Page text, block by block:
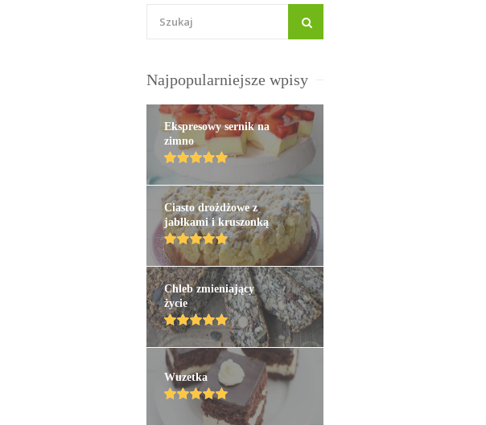
Najpopularniejsze wpisy
Ekspresowy sernik na
zimno
Ciasto drożdżowe z
jabłkami i kruszonką
Chleb zmieniający
życie
Wuzetka